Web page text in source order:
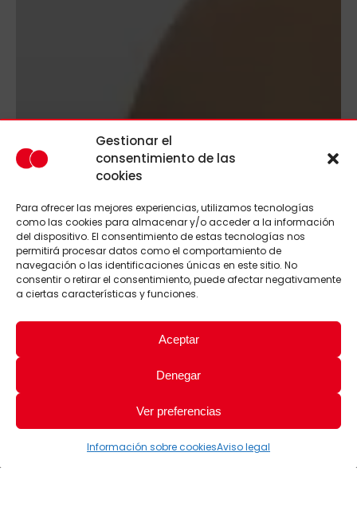
Gestionar el
consentimiento de las
cookies
Para ofrecer las mejores experiencias, utilizamos tecnologías
como las cookies para almacenar y/o acceder a la información
del dispositivo. El consentimiento de estas tecnologías nos
permitirá procesar datos como el comportamiento de
navegación o las identificaciones únicas en este sitio. No
consentir o retirar el consentimiento, puede afectar negativamente
a ciertas características y funciones.
Aceptar
Denegar
Ver preferencias
Información sobre cookiesAviso legal